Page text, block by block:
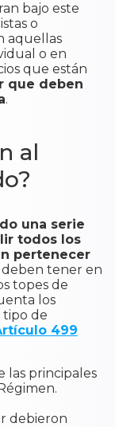
bajo este
o
aquellas
o en
que están
que deben
.
al
una serie
todos los
pertenecer
tener en
topes de
los
tipo de
499
las principales
debieron